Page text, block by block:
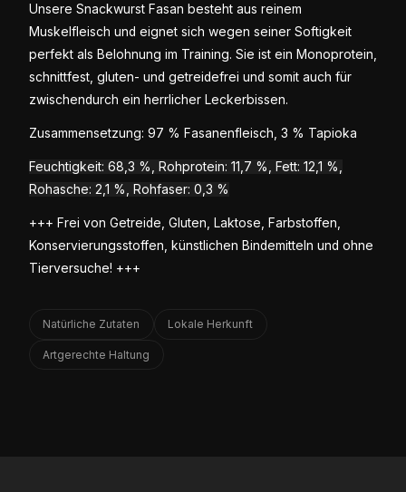
Unsere Snackwurst Fasan besteht aus reinem
Muskelfleisch und eignet sich wegen seiner Softigkeit
perfekt als Belohnung im Training. Sie ist ein Monoprotein,
schnittfest, gluten- und getreidefrei und somit auch für
zwischendurch ein herrlicher Leckerbissen.
Zusammensetzung: 97 % Fasanenfleisch, 3 % Tapioka
Feuchtigkeit: 68,3 %, Rohprotein: 11,7 %, Fett: 12,1 %,
Rohasche: 2,1 %, Rohfaser: 0,3 %
+++ Frei von Getreide, Gluten, Laktose, Farbstoffen,
Konservierungsstoffen, künstlichen Bindemitteln und ohne
Tierversuche! +++
Natürliche Zutaten Lokale Herkunft
Artgerechte Haltung